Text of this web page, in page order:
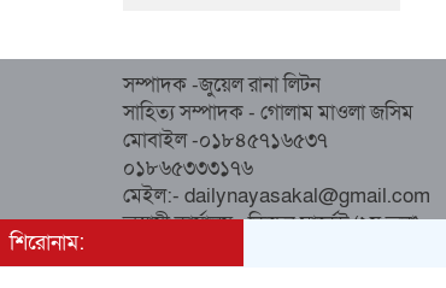
সম্পাদক -জুয়েল রানা লিটন
সাহিত্য সম্পাদক - গোলাম মাওলা জসিম
মোবাইল -০১৮৪৫৭১৬৫৩৭
০১৮৬৫৩৩৩১৭৬
মেইল:- dailynayasakal@gmail.com
অস্থায়ী কার্যালয় : কিচেন মার্কেট (২য় তলা),
শিরোনাম: